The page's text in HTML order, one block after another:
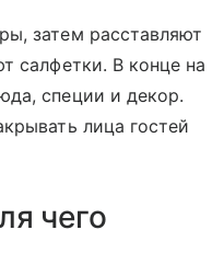
затем расставляют
салфетки. В конце на
специи и декор.
лица гостей
чего